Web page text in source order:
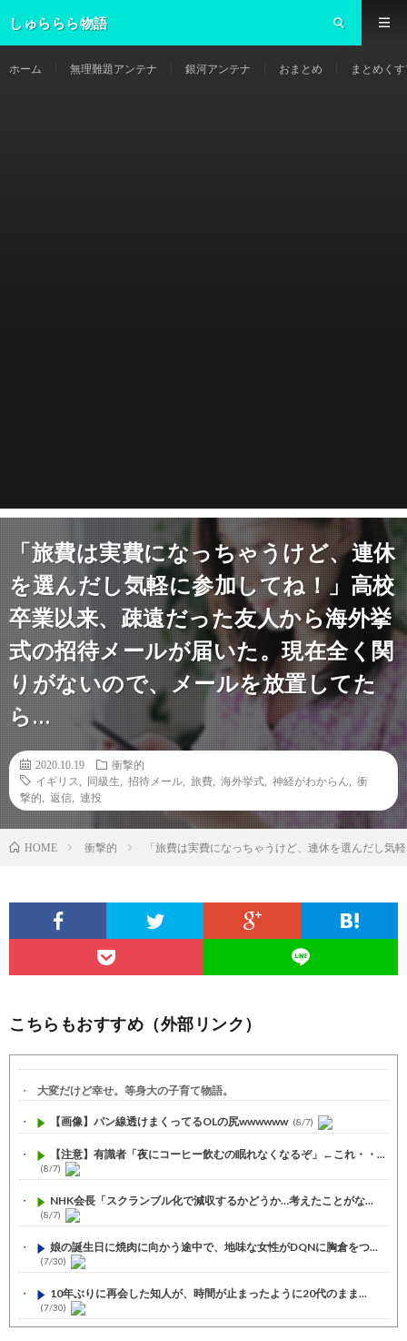
しゅららら物語
ホーム 無理難題アンテナ 銀河アンテナ おまとめ まとめく
「旅費は実費になっちゃうけど、連休
を選んだし気軽に参加してね！」高校
卒業以来、疎遠だった友人から海外挙
式の招待メールが届いた。現在全く関
りがないので、メールを放置してた
ら…
2020.10.19
衝撃的
イギリス
同級生 招待メール 旅費 海外挙式 神経がわからん
衝
撃的
返信 連投
HOME 衝撃的 「旅費は実費になっちゃうけど、連休を選んだし
こちらもおすすめ（外部リンク）
大変だけど幸せ。等身大の子育て物語。
【画像】パン線透けまくってるOLの尻wwwwww (8/7)
【注意】有識者「夜にコーヒー飲むの眠れなくなるぞ」←これ・・...
(8/7)
NHK会長「スクランブル化で減収するかどうか…考えたことがな...
(8/7)
娘の誕生日に焼肉に向かう途中で、地味な女性がDQNに胸倉をつ...
(7/30)
10年ぶりに再会した知人が、時間が止まったように20代のまま...
(7/30)